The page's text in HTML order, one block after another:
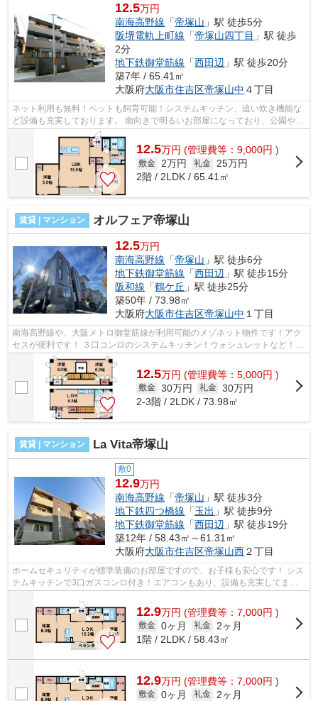
12.5万円
南海高野線 「帝塚山 」駅 徒歩5分
阪堺電軌上町線 「帝塚山四丁目 」駅 徒歩
2分
地下鉄御堂筋線 「西田辺 」駅 徒歩20分
築7年 / 65.41㎡
大阪府大阪市住吉区帝塚山中 ４丁目
ネット利用も無料！ペットも飼育可能！システムキッチン、追い炊き機能な
ど設備も充実しております。 南向きで明るいお部屋になっており、公園やス
ーパーも近く住みやすい環境になっ...
12.5万円 (管理費等：9,000円 )
敷金 2万円 礼金 25万円
2階 / 2LDK / 65.41㎡
賃貸 | マンション オルフェア帝塚山
12.5万円
南海高野線 「帝塚山 」駅 徒歩6分
地下鉄御堂筋線 「西田辺 」駅 徒歩15分
阪和線 「鶴ケ丘 」駅 徒歩25分
築50年 / 73.98㎡
大阪府大阪市住吉区帝塚山中 １丁目
南海高野線や、大阪メトロ御堂筋線が利用可能のメゾネット物件です！アク
セスが便利です！ ３口コンロのシステムキッチン！ウォシュレットなど！収
納も豊富です！ ■□■□■□■□■□■□■□■□■...
12.5万円 (管理費等：5,000円 )
敷金 30万円 礼金 30万円
2-3階 / 2LDK / 73.98㎡
賃貸 | マンション La Vita帝塚山
敷0
12.9万円
南海高野線 「帝塚山 」駅 徒歩3分
地下鉄四つ橋線 「玉出 」駅 徒歩9分
地下鉄御堂筋線 「西田辺 」駅 徒歩19分
築12年 / 58.43㎡～61.31㎡
大阪府大阪市住吉区帝塚山西２丁目
ホームセキュリティが標準装備のお部屋ですので、お子様も安心です！ シス
テムキッチンで3口ガスコンロ付き！エアコンもあり、設備も充実してます
12.9万円 (管理費等：7,000円 )
敷金 0ヶ月 礼金
2ヶ月
1階 / 2LDK / 58.43㎡
12.9万円 (管理費等：7,000円 )
敷金 0ヶ月 礼金
2ヶ月